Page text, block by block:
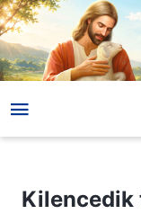
Kilencedik